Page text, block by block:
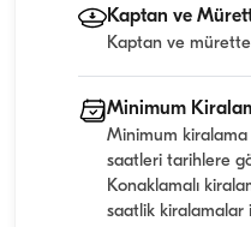
Kaptan ve
Kaptan ve
Minimum
Minimum
saatleri tarihlere
Konaklamalı
saatlik kiralamalar